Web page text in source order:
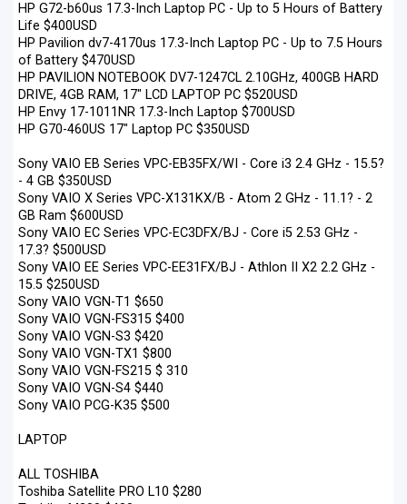
HP G72-b60us 17.3-Inch Laptop PC - Up to 5 Hours of Battery
Life $400USD
HP Pavilion dv7-4170us 17.3-Inch Laptop PC - Up to 7.5 Hours
of Battery $470USD
HP PAVILION NOTEBOOK DV7-1247CL 2.10GHz, 400GB HARD
DRIVE, 4GB RAM, 17" LCD LAPTOP PC $520USD
HP Envy 17-1011NR 17.3-Inch Laptop $700USD
HP G70-460US 17" Laptop PC $350USD
Sony VAIO EB Series VPC-EB35FX/WI - Core i3 2.4 GHz - 15.5?
- 4 GB $350USD
Sony VAIO X Series VPC-X131KX/B - Atom 2 GHz - 11.1? - 2
GB Ram $600USD
Sony VAIO EC Series VPC-EC3DFX/BJ - Core i5 2.53 GHz -
17.3? $500USD
Sony VAIO EE Series VPC-EE31FX/BJ - Athlon II X2 2.2 GHz -
15.5 $250USD
Sony VAIO VGN-T1 $650
Sony VAIO VGN-FS315 $400
Sony VAIO VGN-S3 $420
Sony VAIO VGN-TX1 $800
Sony VAIO VGN-FS215 $ 310
Sony VAIO VGN-S4 $440
Sony VAIO PCG-K35 $500
LAPTOP
ALL TOSHIBA
Toshiba Satellite PRO L10 $280